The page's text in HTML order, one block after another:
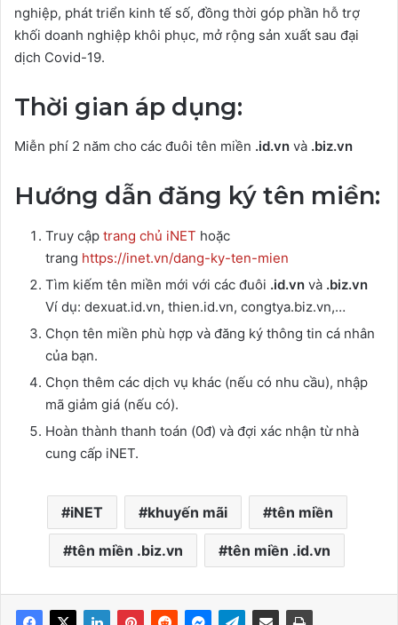
nghiệp, phát triển kinh tế số, đồng thời góp phần hỗ trợ
khối doanh nghiệp khôi phục, mở rộng sản xuất sau đại
dịch Covid-19.
Thời gian áp dụng:
Miễn phí 2 năm cho các đuôi tên miền .id.vn và .biz.vn
Hướng dẫn đăng ký tên miền:
Truy cập trang chủ iNET hoặc
trang https://inet.vn/dang-ky-ten-mien
Tìm kiếm tên miền mới với các đuôi .id.vn và .biz.vn
Ví dụ: dexuat.id.vn, thien.id.vn, congtya.biz.vn,…
Chọn tên miền phù hợp và đăng ký thông tin cá nhân
của bạn.
Chọn thêm các dịch vụ khác (nếu có nhu cầu), nhập
mã giảm giá (nếu có).
Hoàn thành thanh toán (0đ) và đợi xác nhận từ nhà
cung cấp iNET.
iNET khuyến mãi tên miền
tên miền .biz.vn tên miền .id.vn